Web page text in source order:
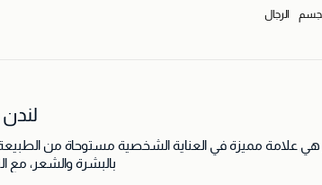
الرجال
لندن
هي علامة مميزة في العناية الشخصية مستوحاة من
بالبشرة والشعر، مع